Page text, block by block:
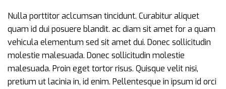
Nulla porttitor aclcumsan tincidunt. Curabitur aliquet
quam id dui posuere blandit. ac diam sit amet for a quam
vehicula elementum sed sit amet dui. Donec sollicitudin
molestie malesuada. Donec sollicitudin molestie
malesuada. Proin eget tortor risus. Quisque velit nisi,
pretium ut lacinia in, id enim. Pellentesque in ipsum id orci